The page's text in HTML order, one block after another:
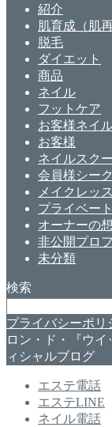
紹介
肌育成（肌再
脱毛
ダイエット
商品
ネイル
フットケア
お客様ネイ
お客様
ネイルスク
会員様シー
メイクレッ
プライベート
オーナーの
非公開プロ
未分類
検索
プライバシーポリ
ロン・ド・『ウ
ィシャルブログ
エステ電話
エステLINE
ネイル電話